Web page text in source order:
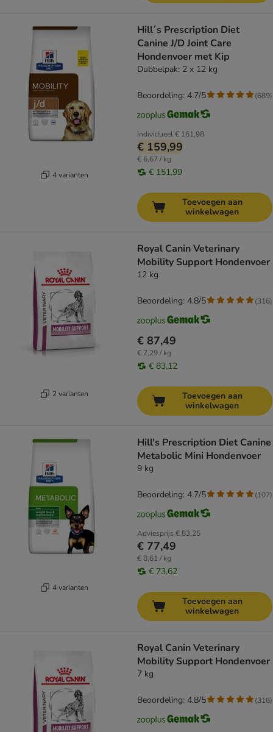
4 varianten
Hill´s Prescription Diet
Canine J/D Joint Care
Hondenvoer met Kip
Dubbelpak: 2 x 12 kg
individueel€ 161,98
€ 159,99
€ 6,67 / kg
€ 151,99
Beoordeling: 4.7/5 (689)
Toevoegen aan
winkelwagen
2 varianten
Royal Canin Veterinary
Mobility Support Hondenvoer
12 kg
€ 87,49
€ 7,29 / kg
€ 83,12
Beoordeling: 4.8/5 (316)
Toevoegen aan
winkelwagen
4 varianten
Hill's Prescription Diet Canine
Metabolic Mini Hondenvoer
9 kg
Adviesprijs € 83,25
€ 77,49
€ 8,61 / kg
€ 73,62
Beoordeling: 4.7/5 (107)
Toevoegen aan
winkelwagen
Royal Canin Veterinary
Mobility Support Hondenvoer
7 kg
Beoordeling: 4.8/5 (316)